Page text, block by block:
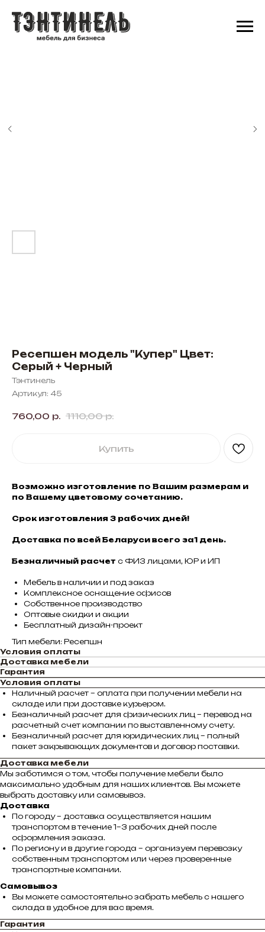
Ресепшен модель "Купер" Цвет:
Серый + Черный
Тэнтинель
Артикул: 45
760,00 р. 1110,00 р.
Купить
Возможно изготовление по Вашим размерам и
по Вашему цветовому сочетанию.
Срок изготовления 3 рабочих дней!
Доставка по всей Беларуси всего за1 день.
Безналичный расчет с ФИЗ лицами, ЮР и ИП
Мебель в наличии и под заказ
Комплексное оснащение офисов
Собственное производство
Оптовые скидки и акции
Бесплатный дизайн-проект
Тип мебели: Ресепшн
Условия оплаты
Доставка мебели
Гарантия
Условия оплаты
Наличный расчет – оплата при получении мебели на
складе или при доставке курьером.
Безналичный расчет для физических лиц – перевод на
расчетный счет компании по выставленному счету.
Безналичный расчет для юридических лиц – полный
пакет закрывающих документов и договор поставки.
Доставка мебели
Мы заботимся о том, чтобы получение мебели было
максимально удобным для наших клиентов. Вы можете
выбрать доставку или самовывоз.
Доставка
По городу – доставка осуществляется нашим
транспортом в течение 1–3 рабочих дней после
оформления заказа.
По региону и в другие города – организуем перевозку
собственным транспортом или через проверенные
транспортные компании.
Самовывоз
Вы можете самостоятельно забрать мебель с нашего
склада в удобное для вас время.
Гарантия